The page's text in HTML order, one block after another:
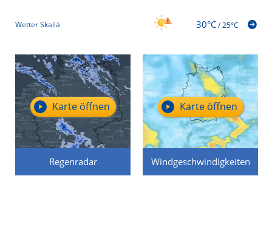
Wetter Skaliá 30°C/25°C
Regenradar
Karte öffnen
Windgeschwindigkeiten
Karte öffnen